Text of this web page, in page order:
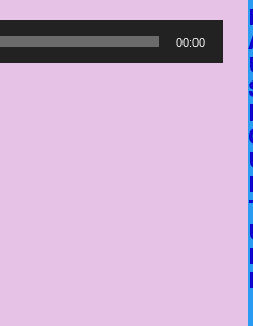
00:00